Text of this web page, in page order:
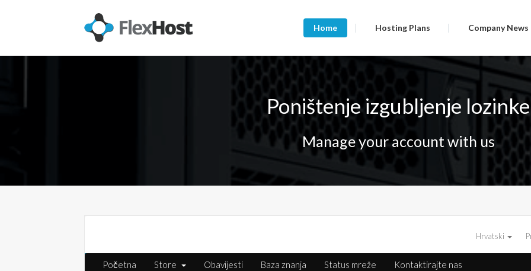
Home Hosting Plans Company News
Poništenje izgubljenje lozinke
Manage your account with us
Hrvatski
Početna Store Obavijesti Baza znanja Status mreže Kontaktirajte nas